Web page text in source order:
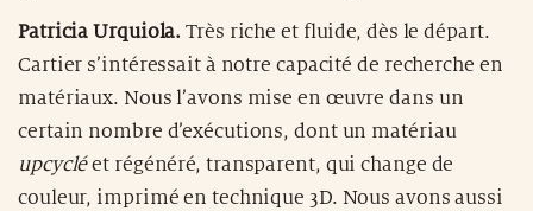
Patricia Urquiola. Très riche et fluide, dès le départ.
Cartier s’intéressait à notre capacité de recherche en
matériaux. Nous l’avons mise en œuvre dans un
certain nombre d’exécutions, dont un matériau
upcycléet régénéré, transparent, qui change de
couleur, imprimé en technique 3D. Nous avons aussi